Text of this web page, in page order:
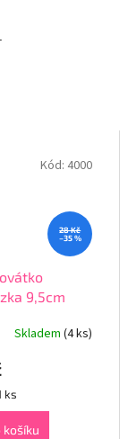
28 Kč
–35 %
9,5cm
Skladem(4 ks)
ks
košíku
Kód: 4000